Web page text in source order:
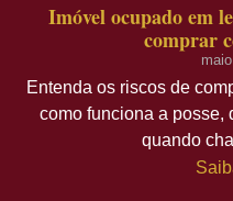
Imóvel ocupado em
comprar
Entenda os riscos de
como funciona a posse,
quando